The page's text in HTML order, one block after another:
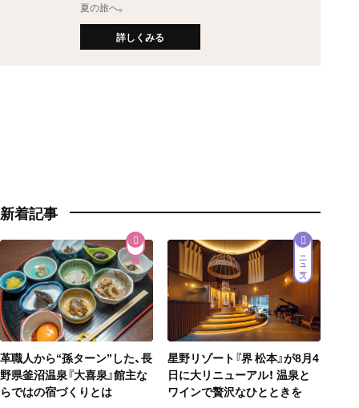
夏の旅へ。
詳しくみる
新着記事
革職人から“孫ターン”した、長
野県釜沼温泉『大喜泉』館主な
らではの宿づくりとは
ニュース
星野リゾート『界 松本』が8月4
日に大リニューアル！ 温泉と
ワインで贅沢なひとときを